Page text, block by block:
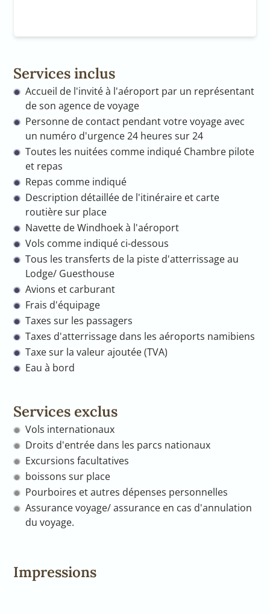
Services inclus
Accueil de l'invité à l'aéroport par un représentant
de son agence de voyage
Personne de contact pendant votre voyage avec
un numéro d'urgence 24 heures sur 24
Toutes les nuitées comme indiqué Chambre pilote
et repas
Repas comme indiqué
Description détaillée de l'itinéraire et carte
routière sur place
Navette de Windhoek à l'aéroport
Vols comme indiqué ci-dessous
Tous les transferts de la piste d'atterrissage au
Lodge/ Guesthouse
Avions et carburant
Frais d'équipage
Taxes sur les passagers
Taxes d'atterrissage dans les aéroports namibiens
Taxe sur la valeur ajoutée (TVA)
Eau à bord
Services exclus
Vols internationaux
Droits d'entrée dans les parcs nationaux
Excursions facultatives
boissons sur place
Pourboires et autres dépenses personnelles
Assurance voyage/ assurance en cas d'annulation
du voyage.
Impressions